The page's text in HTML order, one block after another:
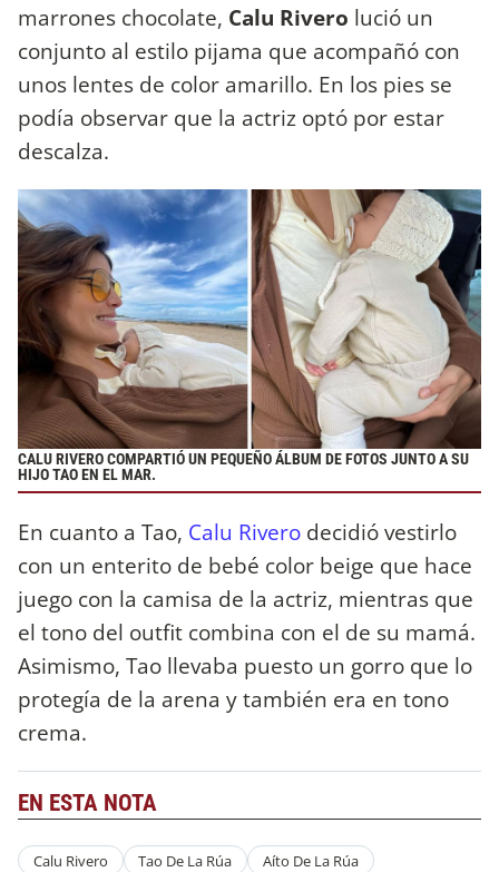
marrones chocolate, Calu Rivero lució un
conjunto al estilo pijama que acompañó con
unos lentes de color amarillo. En los pies se
podía observar que la actriz optó por estar
descalza.
CALU RIVERO COMPARTIÓ UN PEQUEÑO ÁLBUM DE FOTOS JUNTO A SU
HIJO TAO EN EL MAR.
En cuanto a Tao, Calu Rivero decidió vestirlo
con un enterito de bebé color beige que hace
juego con la camisa de la actriz, mientras que
el tono del outfit combina con el de su mamá.
Asimismo, Tao llevaba puesto un gorro que lo
protegía de la arena y también era en tono
crema.
EN ESTA NOTA
Calu Rivero Tao De La Rúa Aíto De La Rúa